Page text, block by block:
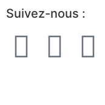
Suivez-nous :